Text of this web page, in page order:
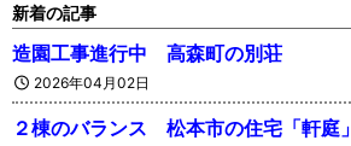
新着の記事
造園工事進行中 高森町の別荘
2026年04月02日
２棟のバランス 松本市の住宅「軒庭」